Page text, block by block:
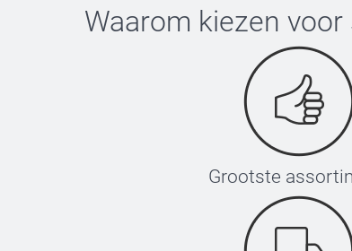
Waarom kiezen voor
Grootste